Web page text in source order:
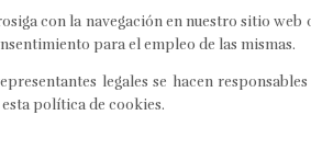
con la navegación en nuestro sitio
para el empleo de las mismas.
legales se hacen
política de cookies.